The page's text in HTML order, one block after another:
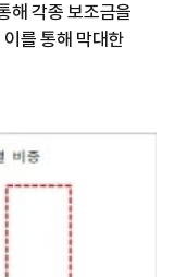
해 각종 보조금을
를 통해 막대한